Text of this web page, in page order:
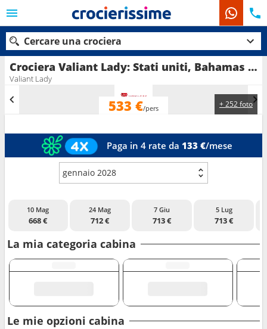
Crociera Valiant Lady: Stati uniti, Bahamas in partenza da Miami
Valiant Lady
+ 252 foto
533 €/pers
Paga in 4 rate da 133 €/mese
gennaio 2028
10 Mag
668 €
24 Mag
712 €
7 Giu
713 €
5 Lug
713 €
La mia categoria cabina
Le mie opzioni cabina
Cercare una crociera
Le nostre destinazioni
Mesi di partenza
Porti Compagnie